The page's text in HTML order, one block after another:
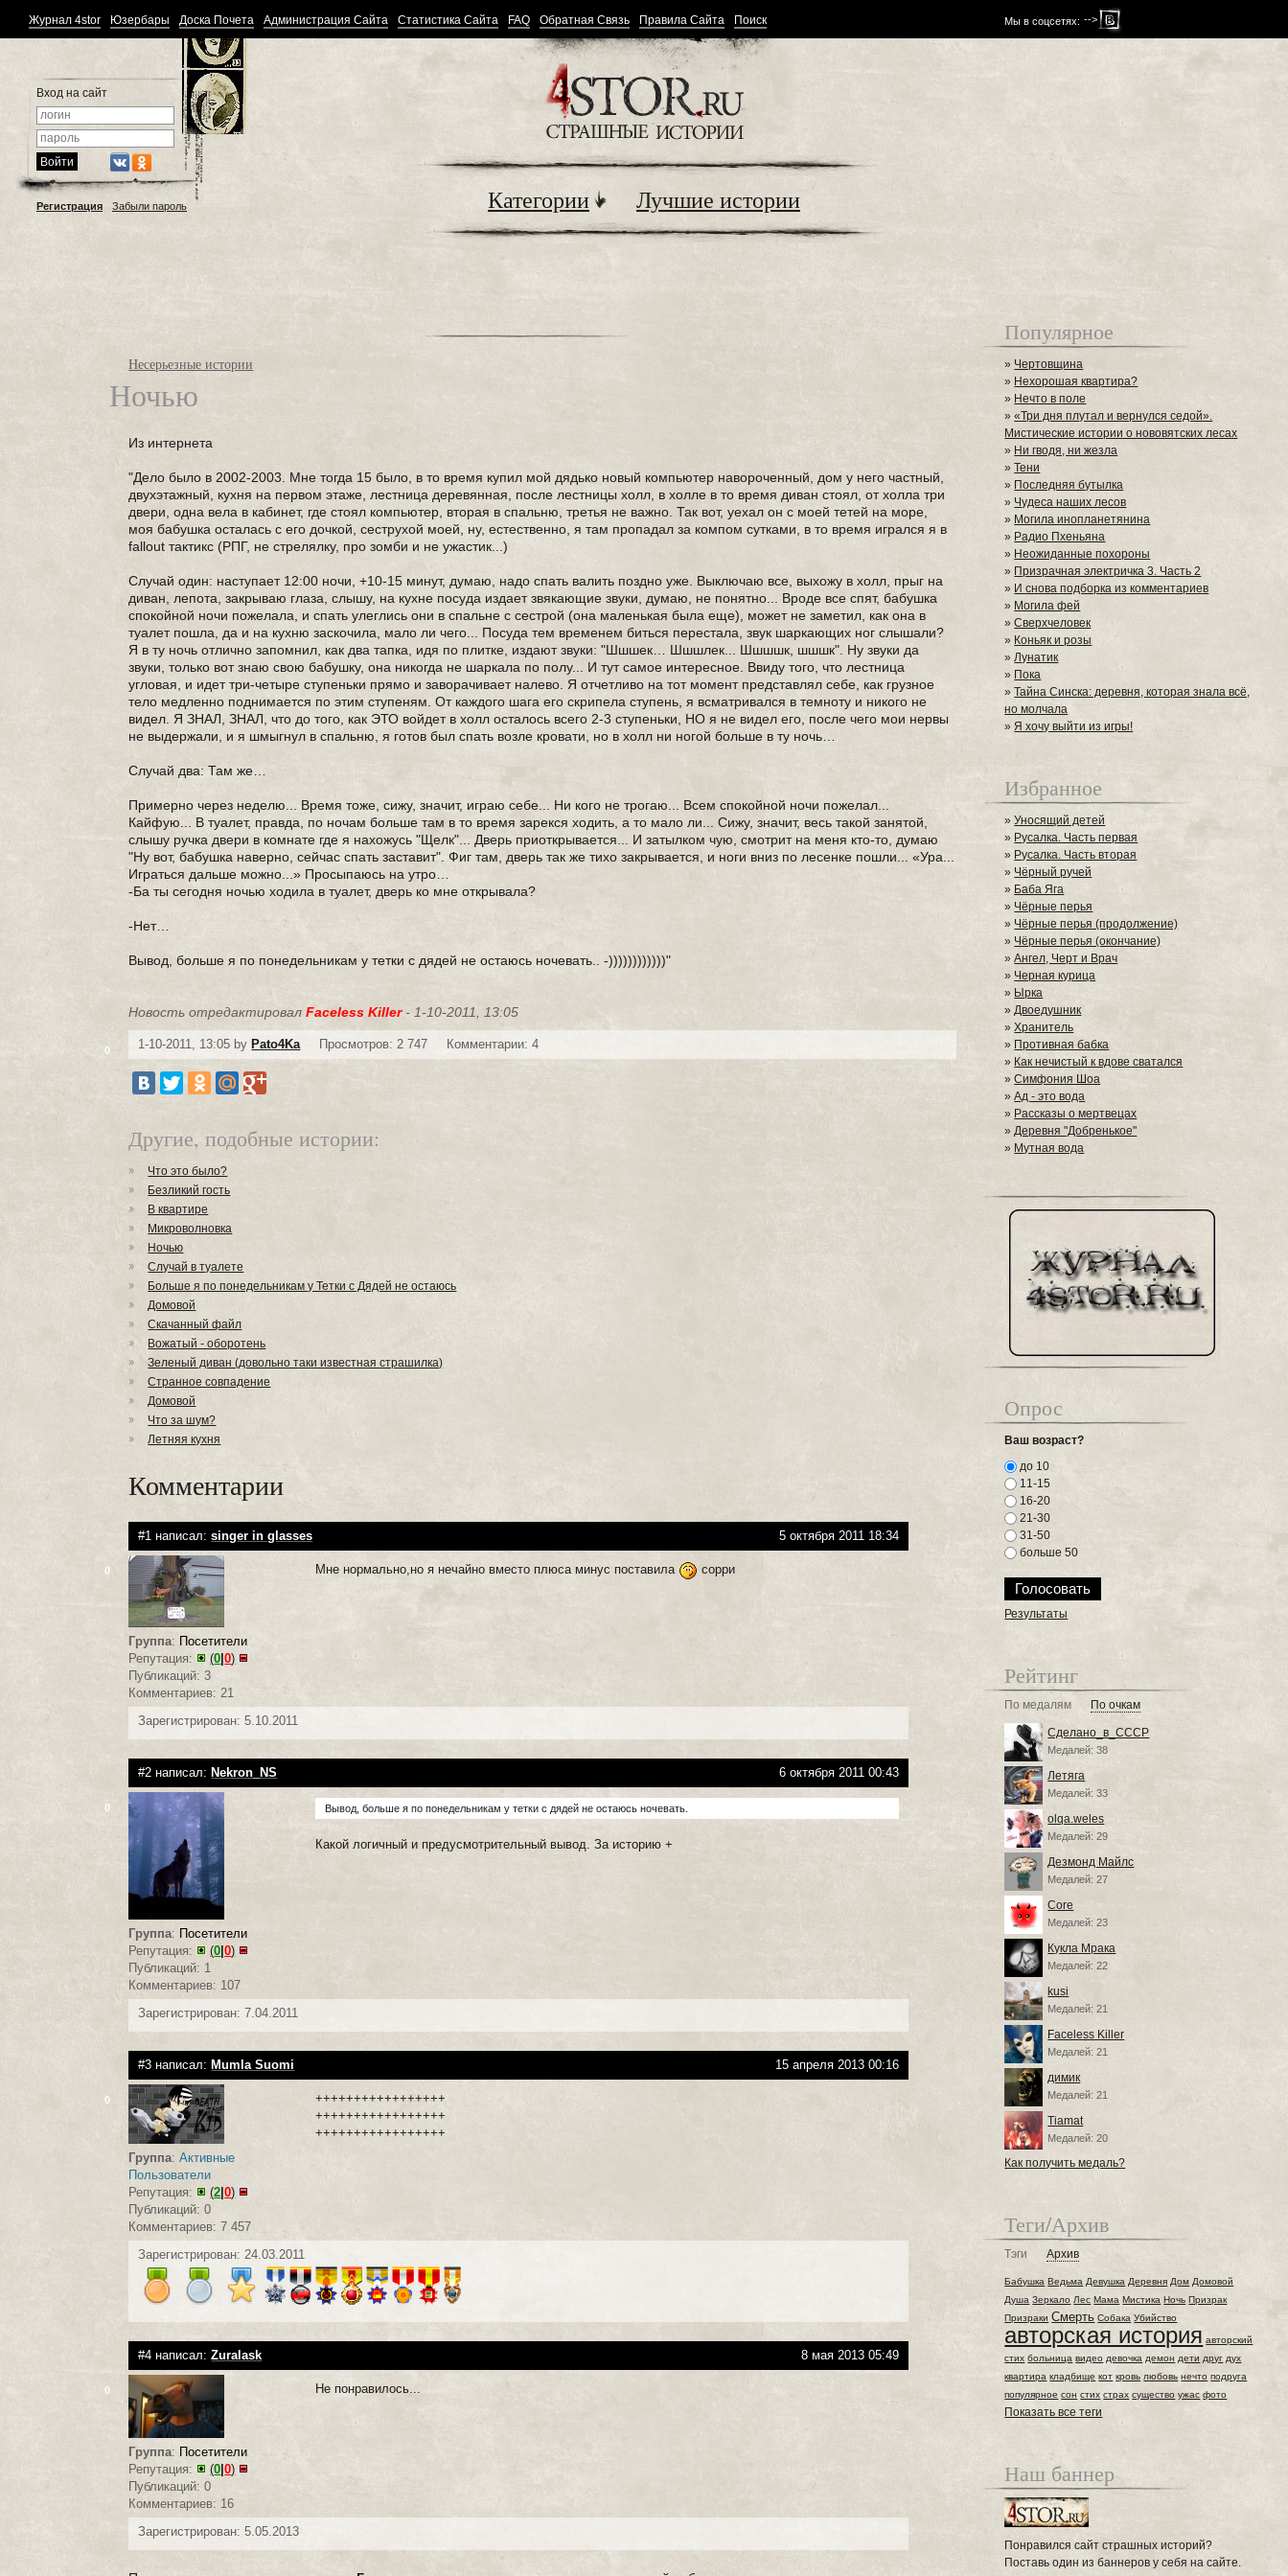
Мы в соцсетях: -->
Журнал 4stor Юзербары Доска Почета Администрация Сайта Статистика Сайта FAQ Обратная Связь Правила Сайта Поиск
Вход на сайт
Регистрация Забыли пароль Категории Лучшие истории
Несерьезные истории
Ночью
Из интернета
"Дело было в 2002-2003. Мне тогда 15 было, в то время купил мой дядько новый компьютер навороченный, дом у него частный,
двухэтажный, кухня на первом этаже, лестница деревянная, после лестницы холл, в холле в то время диван стоял, от холла три
двери, одна вела в кабинет, где стоял компьютер, вторая в спальню, третья не важно. Так вот, уехал он с моей тетей на море,
моя бабушка осталась с его дочкой, сеструхой моей, ну, естественно, я там пропадал за компом сутками, в то время игрался я в
fallout тактикс (РПГ, не стрелялку, про зомби и не ужастик...)
Случай один: наступает 12:00 ночи, +10-15 минут, думаю, надо спать валить поздно уже. Выключаю все, выхожу в холл, прыг на
диван, лепота, закрываю глаза, слышу, на кухне посуда издает звякающие звуки, думаю, не понятно... Вроде все спят, бабушка
спокойной ночи пожелала, и спать улеглись они в спальне с сестрой (она маленькая была еще), может не заметил, как она в
туалет пошла, да и на кухню заскочила, мало ли чего... Посуда тем временем биться перестала, звук шаркающих ног слышали?
Я в ту ночь отлично запомнил, как два тапка, идя по плитке, издают звуки: "Шшшек… Шшшлек... Шшшшк, шшшк". Ну звуки да
звуки, только вот знаю свою бабушку, она никогда не шаркала по полу... И тут самое интересное. Ввиду того, что лестница
угловая, и идет три-четыре ступеньки прямо и заворачивает налево. Я отчетливо на тот момент представлял себе, как грузное
тело медленно поднимается по этим ступеням. От каждого шага его скрипела ступень, я всматривался в темноту и никого не
видел. Я ЗНАЛ, ЗНАЛ, что до того, как ЭТО войдет в холл осталось всего 2-3 ступеньки, НО я не видел его, после чего мои нервы
не выдержали, и я шмыгнул в спальню, я готов был спать возле кровати, но в холл ни ногой больше в ту ночь…
Случай два: Там же…
Примерно через неделю... Время тоже, сижу, значит, играю себе... Ни кого не трогаю... Всем спокойной ночи пожелал...
Кайфую... В туалет, правда, по ночам больше там в то время зарекся ходить, а то мало ли... Сижу, значит, весь такой занятой,
слышу ручка двери в комнате где я нахожусь "Щелк"... Дверь приоткрывается... И затылком чую, смотрит на меня кто-то, думаю
"Ну вот, бабушка наверно, сейчас спать заставит". Фиг там, дверь так же тихо закрывается, и ноги вниз по лесенке пошли... «Ура...
Играться дальше можно...» Просыпаюсь на утро…
-Ба ты сегодня ночью ходила в туалет, дверь ко мне открывала?
-Нет…
Вывод, больше я по понедельникам у тетки с дядей не остаюсь ночевать.. -))))))))))))"
Новость отредактировалFaceless Killer- 1-10-2011, 13:05
1-10-2011, 13:05 by Pato4Ka Просмотров: 2 747 Комментарии: 4
0
Другие, подобные истории:
Что это было?
Безликий гость
В квартире
Микроволновка
Ночью
Случай в туалете
Больше я по понедельникам у Тетки с Дядей не остаюсь
Домовой
Скачанный файл
Вожатый - оборотень
Зеленый диван (довольно таки известная страшилка)
Странное совпадение
Домовой
Что за шум?
Летняя кухня
Комментарии
#1 написал:singer in glasses 5 октября 2011 18:34
0
Группа: Посетители
Репутация:
(0 |0)
Публикаций: 3
Комментариев: 21
Мне нормально,но я нечайно вместо плюса минус поставила сорри
Зарегистрирован: 5.10.2011
#2 написал: Nekron_NS 6 октября 2011 00:43
0
Группа: Посетители
Репутация:
(0 |0)
Публикаций: 1
Комментариев: 107
Вывод, больше я по понедельникам у тетки с дядей не остаюсь ночевать.
Какой логичный и предусмотрительный вывод. За историю +
Зарегистрирован: 7.04.2011
#3 написал: Mumla Suomi 15 апреля 2013 00:16
0
Группа:Активные
Пользователи
Репутация:
(2 |0)
Публикаций: 0
Комментариев: 7 457
+++++++++++++++++
+++++++++++++++++
+++++++++++++++++
Зарегистрирован: 24.03.2011
#4 написал:Zuralask 8 мая 2013 05:49
0
Группа: Посетители
Репутация:
(0 |0)
Публикаций: 0
Комментариев: 16
Не понравилось...
Зарегистрирован: 5.05.2013
Популярное
» Чертовщина
» Нехорошая квартира?
» Нечто в поле
»«Три дня плутал и вернулся седой».
Мистические истории о нововятских лесах
» Ни гводя, ни жезла
»Тени
» Последняя бутылка
» Чудеса наших лесов
» Могила инопланетянина
» Радио Пхеньяна
» Неожиданные похороны
» Призрачная электричка 3. Часть 2
» И снова подборка из комментариев
» Могила фей
»Сверхчеловек
» Коньяк и розы
»Лунатик
» Пока
»Тайна Синска: деревня, которая знала всё,
но молчала
»Я хочу выйти из игры!
Избранное
»Уносящий детей
» Русалка. Часть первая
» Русалка. Часть вторая
» Чёрный ручей
» Баба Яга
» Чёрные перья
»Чёрные перья (продолжение)
» Чёрные перья (окончание)
»Ангел, Черт и Врач
» Черная курица
» Ырка
»Двоедушник
»Хранитель
» Противная бабка
» Как нечистый к вдове сватался
»Симфония Шоа
»Ад - это вода
» Рассказы о мертвецах
»Деревня "Добренькое"
» Мутная вода
Опрос
Ваш возраст?
до 10
11-15
16-20
21-30
31-50
больше 50
Результаты
Рейтинг
По медалям По очкам
Сделано_в_СССР
Медалей: 38
Летяга
Медалей: 33
olqa.weles
Медалей: 29
Дезмонд Майлс
Медалей: 27
Core
Медалей: 23
Кукла Мрака
Медалей: 22
kusi
Медалей: 21
Faceless Killer
Медалей: 21
димик
Медалей: 21
Tiamat
Медалей: 20
Как получить медаль?
Теги/Архив
Тэги Архив
Бабушка Ведьма Девушка Деревня Дом Домовой
Душа Зеркало Лес Мама Мистика Ночь Призрак
Призраки Смерть Собака Убийство
авторская история авторский
стих больница видео девочка демон дети друг дух
квартира кладбище кот кровь любовь нечто подруга
популярное сон стих страх существо ужас фото
Показать все теги
Наш баннер
Понравился сайт страшных историй?
Поставь один из баннеров у себя на сайте.